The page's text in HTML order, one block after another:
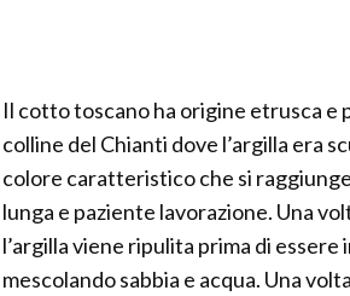
Il cotto toscano ha origine etrusca e
colline del Chianti dove l’argilla era
colore caratteristico che si
lunga e paziente lavorazione. Una
l’argilla viene ripulita prima di essere
mescolando sabbia e acqua. Una